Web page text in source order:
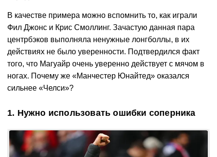
В качестве примера можно вспомнить то, как играли
Фил Джонс и Крис Смоллинг. Зачастую данная пара
центрбэков выполняла ненужные лонгболлы, в их
действиях не было уверенности. Подтвердился факт
того, что Магуайр очень уверенно действует с мячом в
ногах. Почему же «Манчестер Юнайтед» оказался
сильнее «Челси»?
1. Нужно использовать ошибки соперника